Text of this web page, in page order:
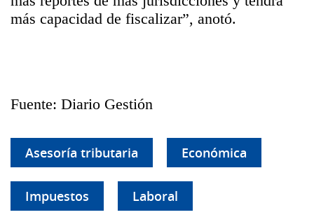
más capacidad de fiscalizar”, anotó.
Fuente: Diario Gestión
Asesoría tributaria Económica
Impuestos Laboral